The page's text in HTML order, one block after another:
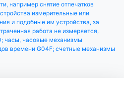
например снятие отпечатков
измерительные или
и подобные им устройства, за
работа не измеряется,
часы, часовые механизмы
времени G04F; счетные механизмы